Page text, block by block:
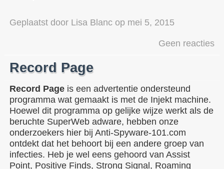
Geplaatst door Lisa Blanc op mei 5, 2015
Geen reacties
Record Page
Record Page is een advertentie ondersteund
programma wat gemaakt is met de Injekt machine.
Hoewel dit programma op gelijke wijze werkt als de
beruchte SuperWeb adware, hebben onze
onderzoekers hier bij Anti-Spyware-101.com
ontdekt dat het behoort bij een andere groep van
infecties. Heb je wel eens gehoord van Assist
Point, Positive Finds, Strong Signal, Roaming